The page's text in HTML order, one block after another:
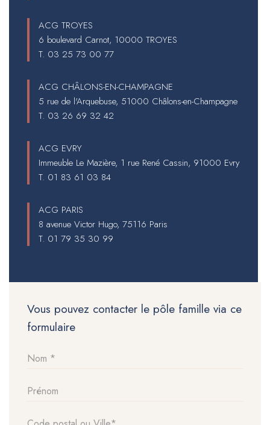
ACG TROYES
6 boulevard Carnot, 10000 TROYES
T. 03 25 73 00 77
ACG CHÂLONS-EN-CHAMPAGNE
5 rue de l'Arquebuse, 51000 Châlons-en-Champagne
T. 03 26 69 32 42
ACG EVRY
Immeuble Le Mazière, 1 rue René Cassin, 91000 Evry
T. 01 83 61 03 84
ACG PARIS
8 avenue Victor Hugo, 75116 Paris
T. 01 79 35 30 99
Vous pouvez contacter le pôle famille via ce
formulaire